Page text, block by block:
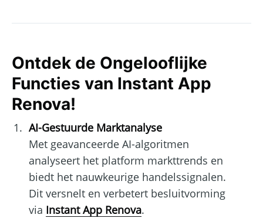
Ontdek de Ongelooflijke
Functies van Instant App
Renova!
AI-Gestuurde Marktanalyse
Met geavanceerde AI-algoritmen
analyseert het platform markttrends en
biedt het nauwkeurige handelssignalen.
Dit versnelt en verbetert besluitvorming
via Instant App Renova.